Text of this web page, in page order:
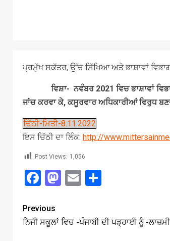
ਪ੍ਰਮੁੱਖ ਸਕੱਤਰ, ਉੱਚ ਸਿੱਖਿਆ ਅਤੇ ਭਾਸ਼ਾਵਾਂ ਵਿਭਾਗ
ਵਿਸ਼ਾ- ਨਵੰਬਰ 2021 ਵਿਚ ਭਾਸ਼ਾਵਾਂ
ਜਾਂਚ ਕਰਵਾ ਕੇ, ਕਸੂਰਵਾਰ ਅਧਿਕਾਰੀਆਂ ਵਿਰੁਧ
ਚਿੱਠੀ-ਮਿਤੀ-8.11.2022
ਇਸ ਚਿੱਠੀ ਦਾ ਲਿੰਕ: http://
Post Views: 1,056
Facebook
Mastodon
Email
Previous
ਨਿਜੀ ਸਕੂਲਾਂ ਵਿਚ -ਪੰਜਾਬੀ ਦੀ ਪੜ੍ਹਾਈ ਨੂੰ -